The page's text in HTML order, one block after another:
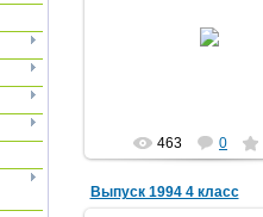
463 0
Выпуск 1994 4 класс